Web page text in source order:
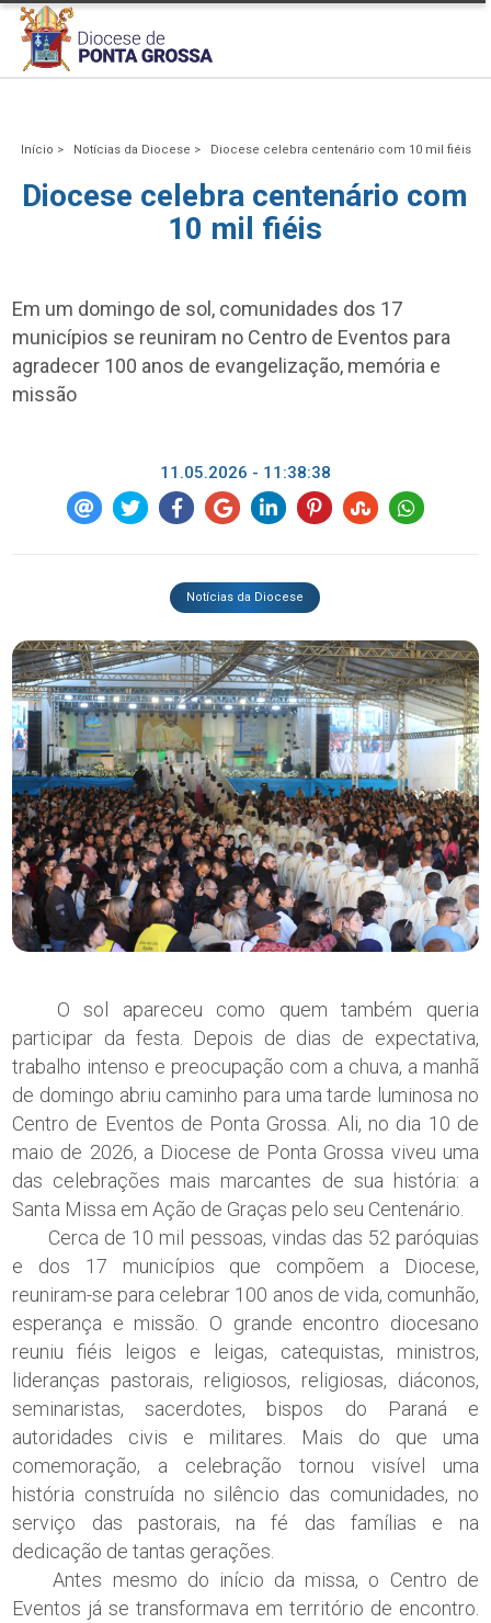
Início > Notícias da Diocese > Diocese celebra centenário com 10 mil fiéis
Diocese celebra centenário com
10 mil fiéis
Em um domingo de sol, comunidades dos 17
municípios se reuniram no Centro de Eventos para
agradecer 100 anos de evangelização, memória e
missão
11.05.2026 - 11:38:38
Notícias da Diocese
O sol apareceu como quem também queria
participar da festa. Depois de dias de expectativa,
trabalho intenso e preocupação com a chuva, a manhã
de domingo abriu caminho para uma tarde luminosa no
Centro de Eventos de Ponta Grossa. Ali, no dia 10 de
maio de 2026, a Diocese de Ponta Grossa viveu uma
das celebrações mais marcantes de sua história: a
Santa Missa em Ação de Graças pelo seu Centenário.
Cerca de 10 mil pessoas, vindas das 52 paróquias
e dos 17 municípios que compõem a Diocese,
reuniram-se para celebrar 100 anos de vida, comunhão,
esperança e missão. O grande encontro diocesano
reuniu fiéis leigos e leigas, catequistas, ministros,
lideranças pastorais, religiosos, religiosas, diáconos,
seminaristas, sacerdotes, bispos do Paraná e
autoridades civis e militares. Mais do que uma
comemoração, a celebração tornou visível uma
história construída no silêncio das comunidades, no
serviço das pastorais, na fé das famílias e na
dedicação de tantas gerações.
Antes mesmo do início da missa, o Centro de
Eventos já se transformava em território de encontro.